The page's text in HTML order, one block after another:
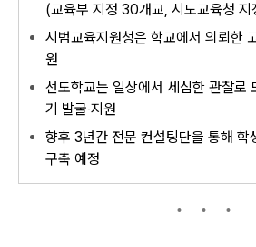
(교육부 지정 30개교, 시도교육청
시범교육지원청은 학교에서 의뢰한
원
선도학교는 일상에서 세심한 관찰로
기 발굴‧지원
향후 3년간 전문 컨설팅단을 통해 학
구축 예정